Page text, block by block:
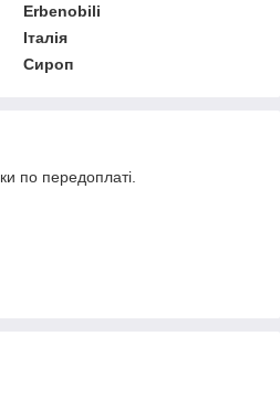
Erbenobili
Італія
Сироп
по передоплаті.